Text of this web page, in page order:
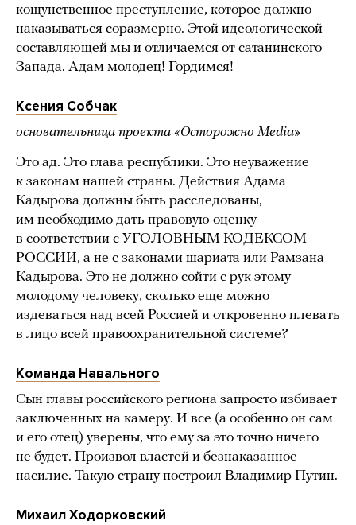
кощунственное преступление, которое должно
наказываться соразмерно. Этой идеологической
составляющей мы и отличаемся от сатанинского
Запада. Адам молодец! Гордимся!
Ксения Собчак
основательница проекта «Осторожно Media»
Это ад. Это глава республики. Это неуважение
к законам нашей страны. Действия Адама
Кадырова должны быть расследованы,
им необходимо дать правовую оценку
в соответствии с УГОЛОВНЫМ КОДЕКСОМ
РОССИИ, а не с законами шариата или Рамзана
Кадырова. Это не должно сойти с рук этому
молодому человеку, сколько еще можно
издеваться над всей Россией и откровенно плевать
в лицо всей правоохранительной системе?
Команда Навального
Сын главы российского региона запросто избивает
заключенных на камеру. И все (а особенно он сам
и его отец) уверены, что ему за это точно ничего
не будет. Произвол властей и безнаказанное
насилие. Такую страну построил Владимир Путин.
Михаил Ходорковский